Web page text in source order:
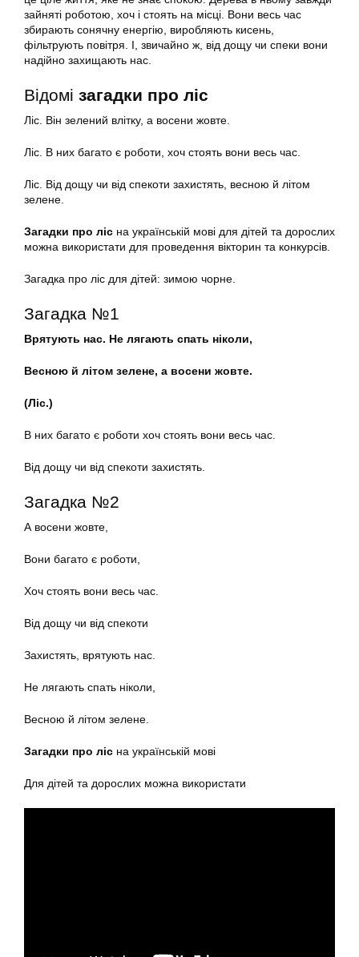
зайняті роботою, хоч і стоять на місці. Вони весь час
збирають сонячну енергію, виробляють кисень,
фільтрують повітря. І, звичайно ж, від дощу чи спеки вони
надійно захищають нас.
Відомі загадки про ліс
Ліс. Він зелений влітку, а восени жовте.
Ліс. В них багато є роботи, хоч стоять вони весь час.
Ліс. Від дощу чи від спекоти захистять, весною й літом
зелене.
Загадки про ліс на українській мові для дітей та дорослих
можна використати для проведення вікторин та конкурсів.
Загадка про ліс для дітей: зимою чорне.
Загадка №1
Врятують нас. Не лягають спать ніколи,
Весною й літом зелене, а восени жовте.
(Ліс.)
В них багато є роботи хоч стоять вони весь час.
Від дощу чи від спекоти захистять.
Загадка №2
А восени жовте,
Вони багато є роботи,
Хоч стоять вони весь час.
Від дощу чи від спекоти
Захистять, врятують нас.
Не лягають спать ніколи,
Весною й літом зелене.
Загадки про ліс на українській мові
Для дітей та дорослих можна використати